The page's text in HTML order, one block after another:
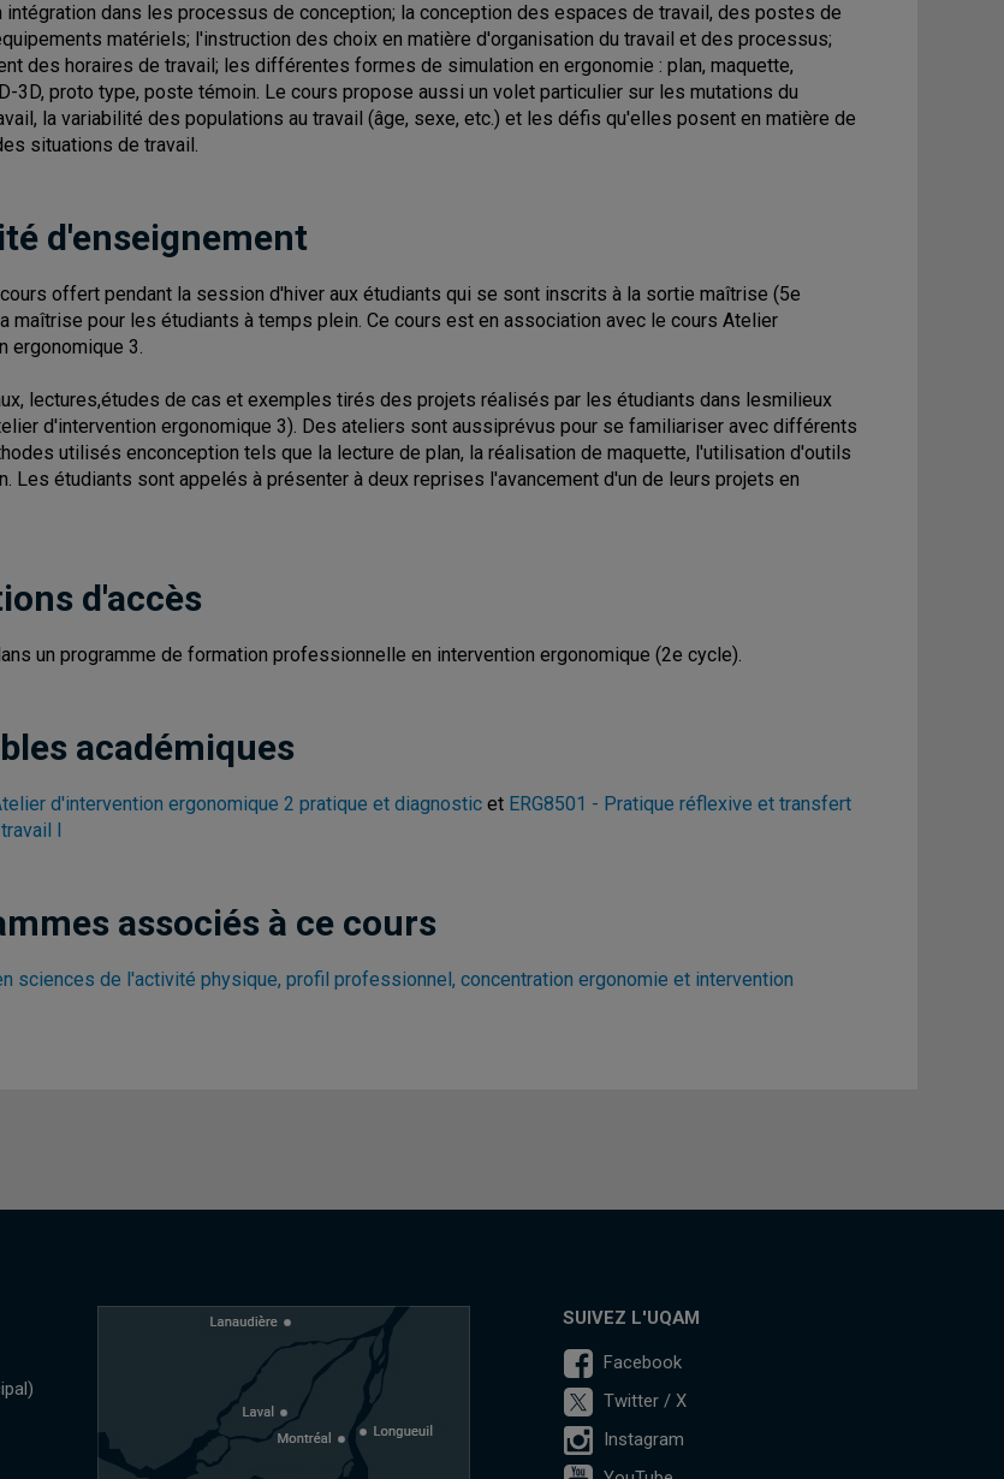
intégration dans les processus de conception; la conception des espaces de travail, des postes de
matériels; l'instruction des choix en matière d'organisation du travail et des processus;
des horaires de travail; les différentes formes de simulation en ergonomie : plan, maquette,
3D, proto type, poste témoin. Le cours propose aussi un volet particulier sur les mutations du
la variabilité des populations au travail (âge, sexe, etc.) et les défis qu'elles posent en matière de
situations de travail.
d'enseignement
offert pendant la session d'hiver aux étudiants qui se sont inscrits à la sortie maîtrise (5e
maîtrise pour les étudiants à temps plein. Ce cours est en association avec le cours Atelier
ergonomique 3.
lectures,études de cas et exemples tirés des projets réalisés par les étudiants dans lesmilieux
d'intervention ergonomique 3). Des ateliers sont aussiprévus pour se familiariser avec différents
utilisés enconception tels que la lecture de plan, la réalisation de maquette, l'utilisation d'outils
Les étudiants sont appelés à présenter à deux reprises l'avancement d'un de leurs projets en
d'accès
un programme de formation professionnelle en intervention ergonomique (2e cycle).
académiques
d'intervention ergonomique 2 pratique et diagnostic et ERG8501 - Pratique réflexive et transfert
I
associés à ce cours
sciences de l'activité physique, profil professionnel, concentration ergonomie et intervention
SUIVEZ L'UQAM
Facebook
Twitter / X
Instagram